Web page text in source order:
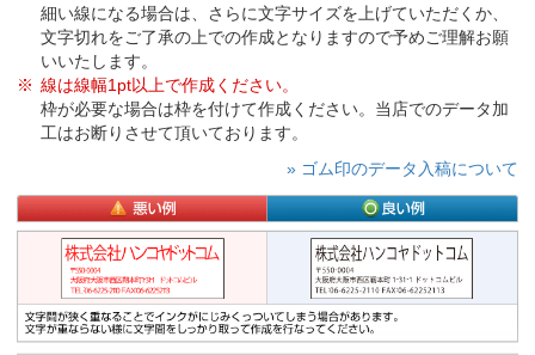
細い線になる場合は、さらに文字サイズを上げていただくか、
文字切れをご了承の上での作成となりますので予めご理解お願
いいたします。
線は線幅1pt以上で作成ください。
枠が必要な場合は枠を付けて作成ください。当店でのデータ加
工はお断りさせて頂いております。
» ゴム印のデータ入稿について